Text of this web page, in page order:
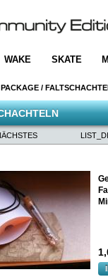
WAKE SKATE
PACKAGE /